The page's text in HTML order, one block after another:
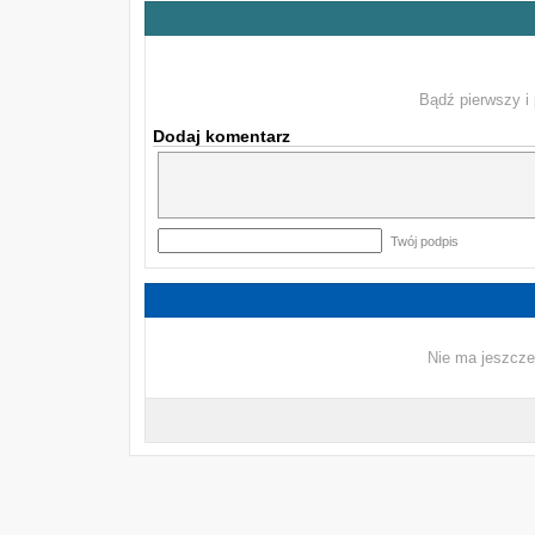
Bądź pierwszy i
Dodaj komentarz
Twój podpis
Nie ma